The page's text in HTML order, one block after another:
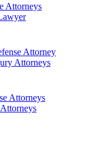
Attorneys
Attorney
Attorneys
Attorneys